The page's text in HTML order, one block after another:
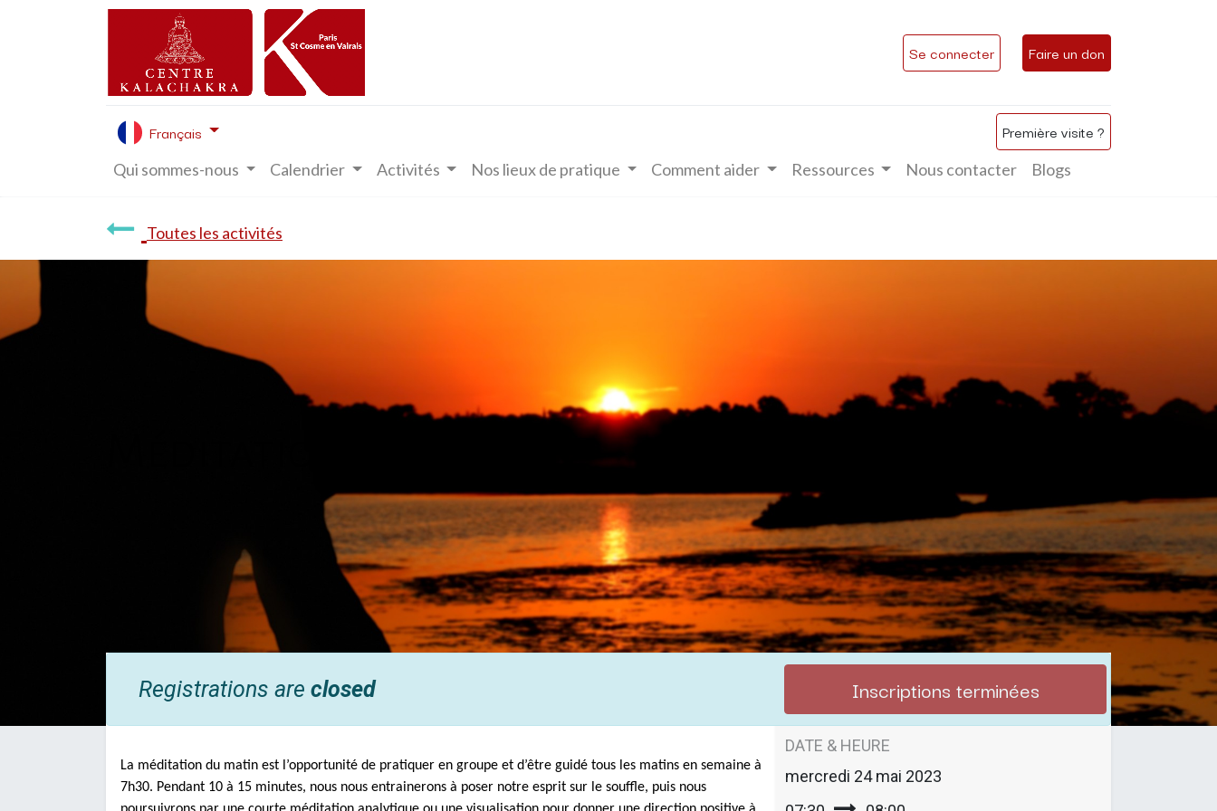
Se connecter Faire un don
Français Première visite ?
Qui sommes-nous Calendrier Activités Nos lieux de pratique Comment aider Ressources Nous contacter Blogs
Toutes les activités
Registrations are closed Inscriptions terminées
La méditation du matin est l’opportunité de pratiquer en groupe et d’être guidé tous les matins en semaine à
7h30. Pendant 10 à 15 minutes, nous nous entrainerons à poser notre esprit sur le souffle, puis nous
DATE & HEURE
mercredi 24 mai 2023